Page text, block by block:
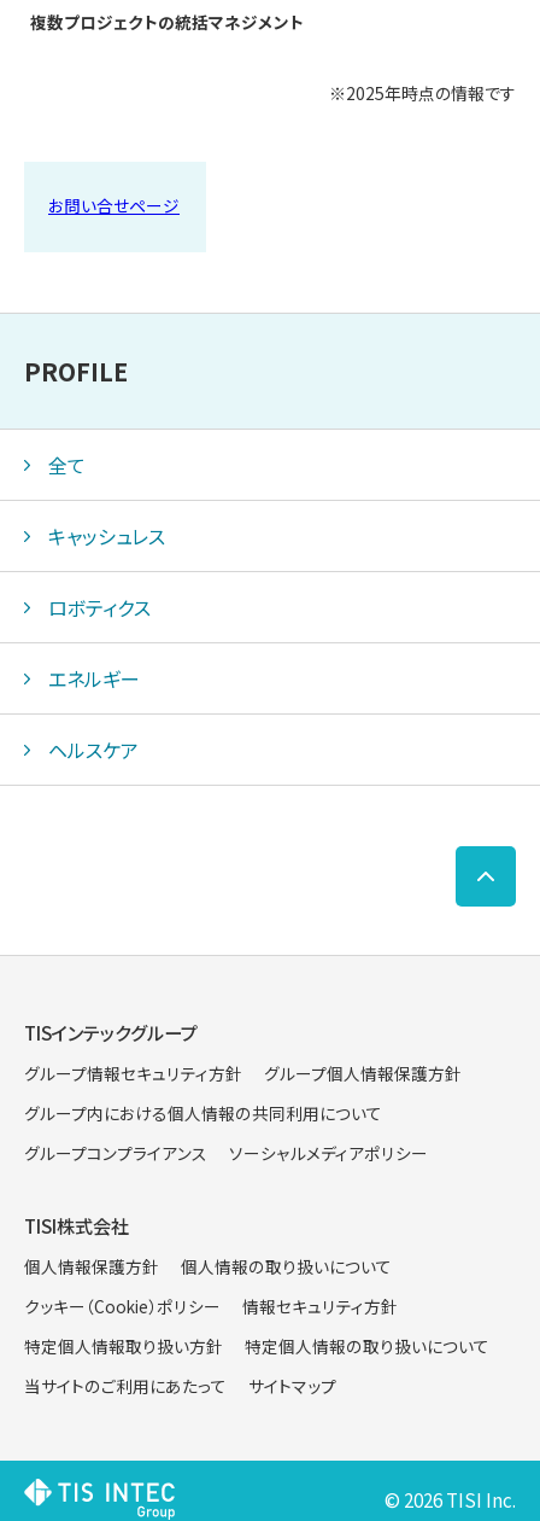
複数プロジェクトの統括マネジメント
※2025年時点の情報です
お問い合せページ
PROFILE
全て
キャッシュレス
ロボティクス
エネルギー
ヘルスケア
TISインテックグループ
グループ情報セキュリティ方針
グループ個人情報保護方針
グループ内における個人情報の共同利用について
グループコンプライアンス
ソーシャルメディアポリシー
TISI株式会社
個人情報保護方針
個人情報の取り扱いについて
クッキー（Cookie）ポリシー
情報セキュリティ方針
特定個人情報取り扱い方針
特定個人情報の取り扱いについて
当サイトのご利用にあたって
サイトマップ
© 2026 TISI Inc.